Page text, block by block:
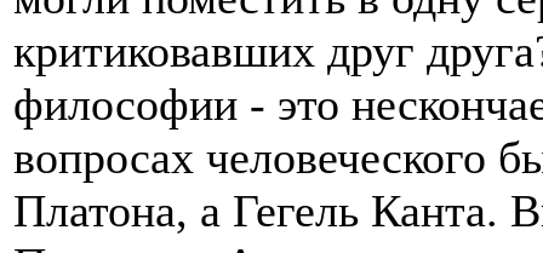
критиковавших друг
философии - это
вопросах человеческого
Платона, а Гегель Канта.